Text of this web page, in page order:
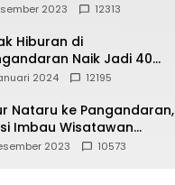
PLN
2023 12313
Hiburan di
Naik Jadi 40
2024 12195
Nataru ke Pangandaran,
Imbau Wisatawan
Jalur Arteri
2023 10573